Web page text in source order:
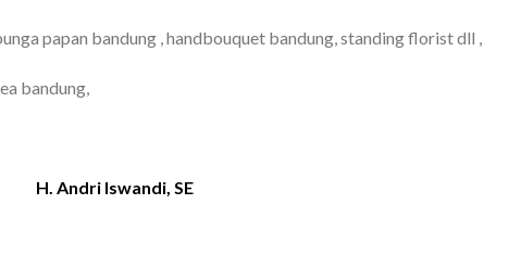
papan bandung , handbouquet bandung, standing florist dll ,
bandung,
H. Andri Iswandi, SE